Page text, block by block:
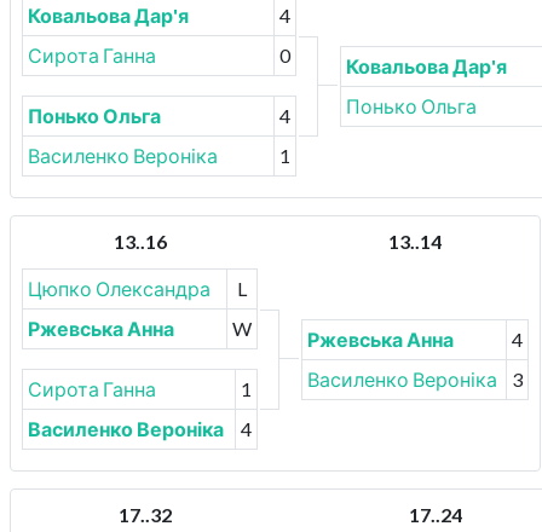
Ковальова Дар'я
4
Сирота Ганна
0
Понько Ольга
4
Василенко Вероніка
1
Ковальова Дар'я
Понько Ольга
13..16 13..14
Цюпко Олександра
L
Ржевська Анна
W
Сирота Ганна
1
Василенко Вероніка
4
Ржевська Анна
4
Василенко Вероніка
3
17..32 17..24